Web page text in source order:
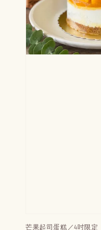
芒果起司蛋糕／4吋限定